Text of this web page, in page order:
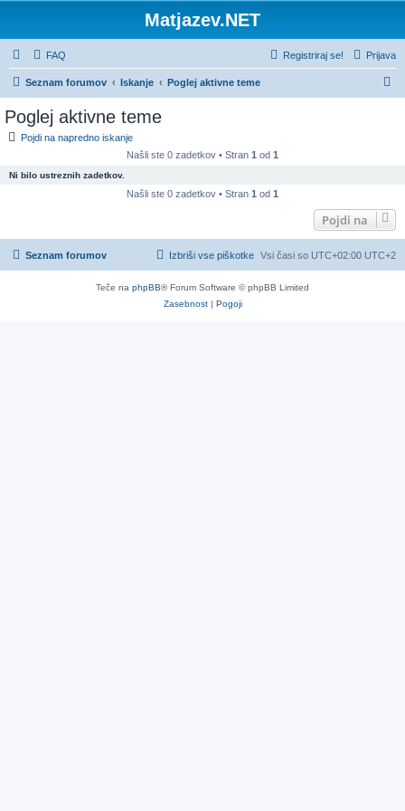
Matjazev.NET
FAQ Prijava
Registriraj se!
Seznam forumov Iskanje Poglej aktivne teme
e
Poglej aktivne teme
Pojdi na napredno iskanje
Našli ste 0 zadetkov • Stran 1 od 1
Ni bilo ustreznih zadetkov.
Našli ste 0 zadetkov • Stran 1 od 1
Pojdi na
Seznam forumov Vsi časi so UTC+02:00 UTC+2
Izbriši vse piškotke
Teče na phpBB® Forum Software © phpBB Limited
Zasebnost| Pogoji